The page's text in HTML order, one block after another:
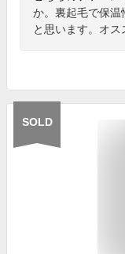
か。裏起毛で保温
と思います。オス
SOLD